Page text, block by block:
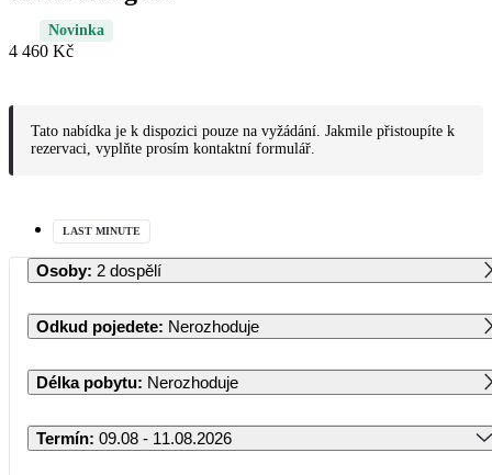
Novinka
4 460 Kč
Tato nabídka je k dispozici pouze na vyžádání. Jakmile přistoupíte k
rezervaci, vyplňte prosím kontaktní formulář.
LAST MINUTE
Osoby: 2 dospělí
Odkud pojedete: Nerozhoduje
Délka pobytu: Nerozhoduje
Termín: 09.08 - 11.08.2026